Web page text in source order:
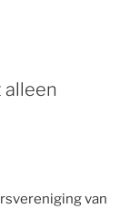
alleen
van